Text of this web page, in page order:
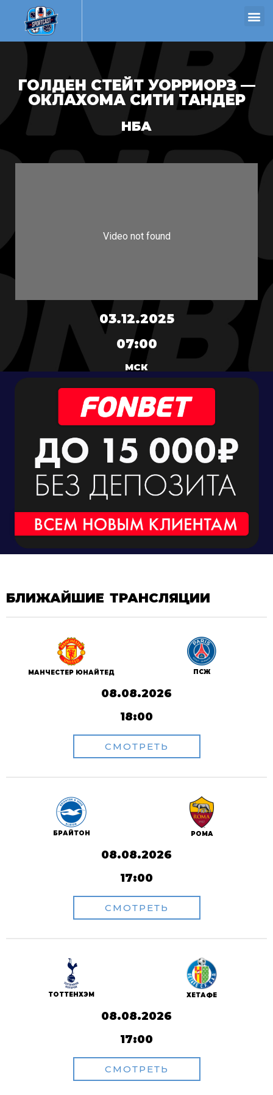
ГОЛДЕН СТЕЙТ УОРРИОРЗ —
ОКЛАХОМА СИТИ ТАНДЕР
НБА
03.12.2025
07:00
МСК
БЛИЖАЙШИЕ ТРАНСЛЯЦИИ
МАНЧЕСТЕР ЮНАЙТЕД ПСЖ
08.08.2026
18:00
СМОТРЕТЬ
БРАЙТОН РОМА
08.08.2026
17:00
СМОТРЕТЬ
ТОТТЕНХЭМ ХЕТАФЕ
08.08.2026
17:00
СМОТРЕТЬ